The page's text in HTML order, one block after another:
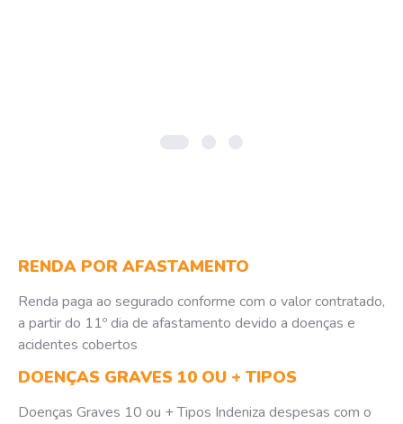
RENDA POR AFASTAMENTO
Renda paga ao segurado conforme com o valor contratado,
a partir do 11º dia de afastamento devido a doenças e
acidentes cobertos
DOENÇAS GRAVES 10 OU + TIPOS
Doenças Graves 10 ou + Tipos Indeniza despesas com o